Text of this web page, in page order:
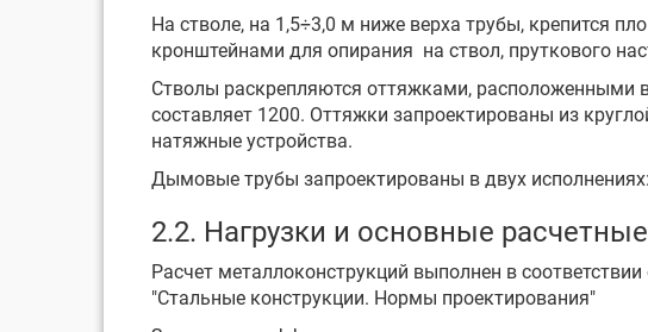
На стволе, на 1,5÷3,0 м ниже верха трубы, крепится
кронштейнами для опирания на ствол, пруткового
Стволы раскрепляются оттяжками, расположенными
составляет 1200. Оттяжки запроектированы из
натяжные устройства.
Дымовые трубы запроектированы в двух
2.2. Нагрузки и основные
Расчет металлоконструкций выполнен в
"Стальные конструкции. Нормы проектирования"